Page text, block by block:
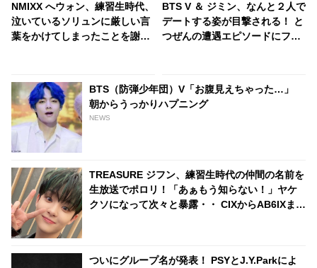
NMIXX へウォン、練習生時代、
泣いているソリュンに厳しい言
葉をかけてしまったことを謝
BTS V ＆ ジミン、なんと２人で
デートする姿が目撃される！ と
つぜんの遭遇エピソードにファ
目殺到
BTS（防弾少年団）V「お腹見えちゃった…」
朝からうっかりハプニング
NEWS
TREASURE ジフン、練習生時代の仲間の名前を
生放送でポロリ！「あぁもう知らない！」ヤケ
クソになって次々と暴露・・ CIXからAB6IXま
ついにグループ名が発表！ PSYとJ.Y.Parkによ